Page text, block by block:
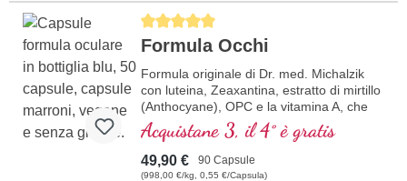
Average rating of 5 out of 5 stars
Formula Occhi
Formula originale di Dr. med. Michalzik
con luteina, Zeaxantina, estratto di mirtillo
(Anthocyane), OPC e la vitamina A, che
contribuisce al mantenimento della
capacità visiva normale.
Acquistane 3, il 4° è gratis
49,90 € 90 Capsule
(998,00 €/kg, 0,55 €/Capsula)